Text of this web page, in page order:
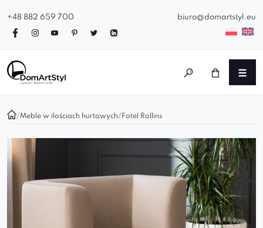
+48 882 659 700 biuro@domartstyl.eu
/Meble w ilościach hurtowych/ Fotel Rollins